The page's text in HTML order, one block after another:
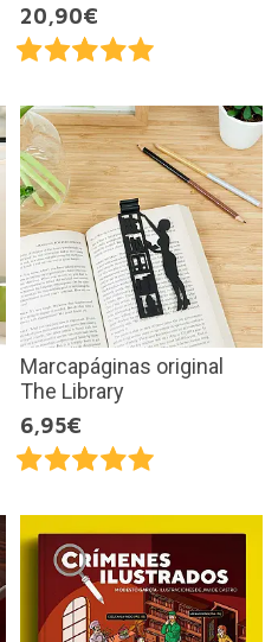
20,90€
Marcapáginas original
The Library
6,95€